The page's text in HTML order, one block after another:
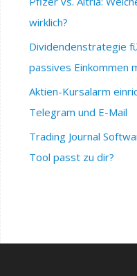
wirklich?
Dividendenstrategie
passives Einkommen
Aktien-Kursalarm
Telegram und E-Mail
Trading Journal
Tool passt zu dir?